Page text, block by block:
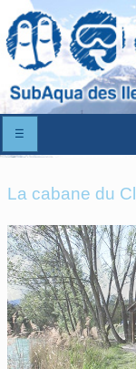
☰
La cabane du